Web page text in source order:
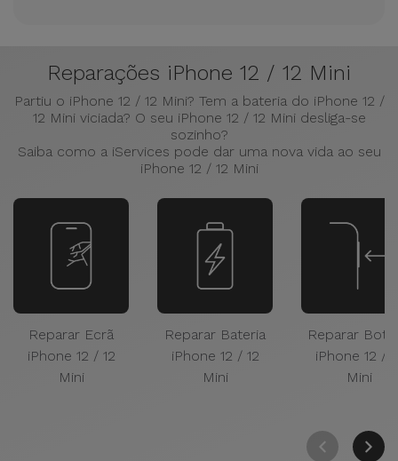
Reparações iPhone 12 / 12 Mini
Partiu o iPhone 12 / 12 Mini? Tem a bateria do iPhone 12 /
12 Mini viciada? O seu iPhone 12 / 12 Mini desliga-se
sozinho?
Saiba como a iServices pode dar uma nova vida ao seu
iPhone 12 / 12 Mini
Reparar Ecrã
iPhone 12 / 12
Mini
Reparar Bateria
iPhone 12 / 12
Mini
Reparar
iPhone 12 /
Mini